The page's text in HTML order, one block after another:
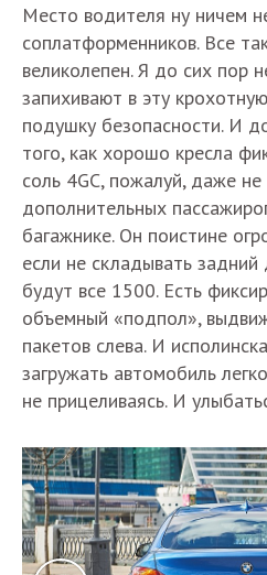
Место водителя ну ничем
соплатформенников. Все
великолепен. Я до сих пор
запихивают в эту
подушку безопасности. И
того, как хорошо кресла
соль 4GC, пожалуй, даже
дополнительных
багажнике. Он поистине
если не складывать
будут все 1500. Есть
объемный «подпол»,
пакетов слева. И
загружать автомобиль
не прицеливаясь. И